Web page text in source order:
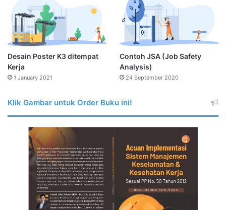
Desain Poster K3 ditempat
Kerja
1 January 2021
Contoh JSA (Job Safety
Analysis)
24 September 2020
Klik Gambar untuk Order Buku ini!